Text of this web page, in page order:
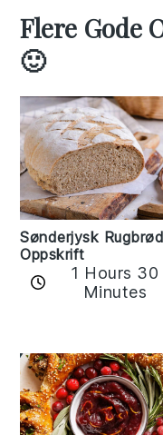
Flere Gode
🙂
Sønderjysk Rugbrød
Oppskrift
1 Hours 30
Minutes